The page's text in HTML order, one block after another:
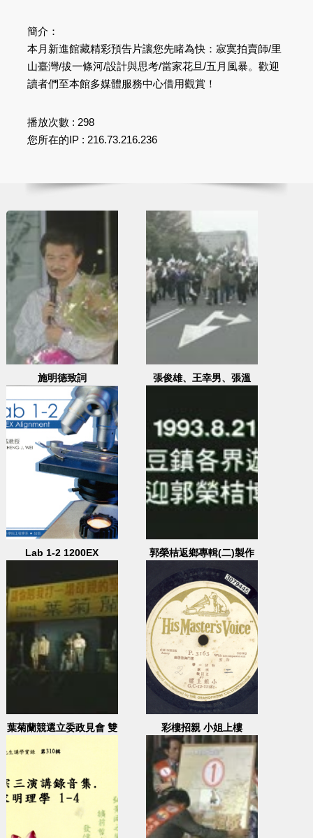
簡介：
本月新進館藏精彩預告片讓您先睹為快：寂寞拍賣師/里
山臺灣/拔一條河/設計與思考/當家花旦/五月風暴。歡迎
讀者們至本館多媒體服務中心借用觀賞！
播放次數 : 298
您所在的IP : 216.73.216.236
施明德致詞
張俊雄、王幸男、張溫
Lab 1-2 1200EX
郭榮桔返鄉專輯(二)製作
母帶
葉菊蘭競選立委政見會 雙
彩樓招親 小姐上樓